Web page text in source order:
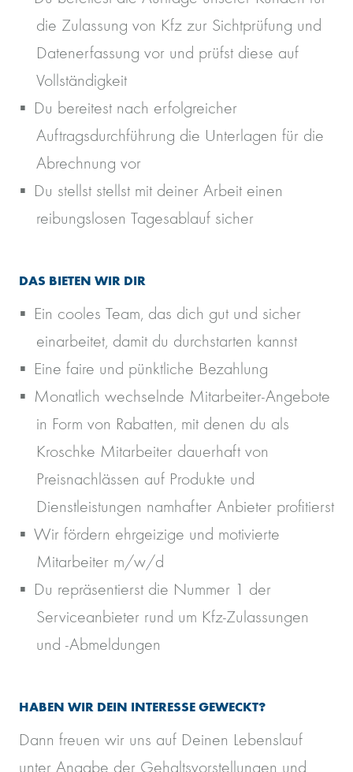
die Zulassung von Kfz zur Sichtprüfung und
Datenerfassung vor und prüfst diese auf
Vollständigkeit
Du bereitest nach erfolgreicher
Auftragsdurchführung die Unterlagen für die
Abrechnung vor
Du stellst stellst mit deiner Arbeit einen
reibungslosen Tagesablauf sicher
DAS BIETEN WIR DIR
Ein cooles Team, das dich gut und sicher
einarbeitet, damit du durchstarten kannst
Eine faire und pünktliche Bezahlung
Monatlich wechselnde Mitarbeiter-Angebote
in Form von Rabatten, mit denen du als
Kroschke Mitarbeiter dauerhaft von
Preisnachlässen auf Produkte und
Dienstleistungen namhafter Anbieter profitierst
Wir fördern ehrgeizige und motivierte
Mitarbeiter m/w/d
Du repräsentierst die Nummer 1 der
Serviceanbieter rund um Kfz-Zulassungen
und -Abmeldungen
HABEN WIR DEIN INTERESSE GEWECKT?
Dann freuen wir uns auf Deinen Lebenslauf
unter Angabe der Gehaltsvorstellungen und